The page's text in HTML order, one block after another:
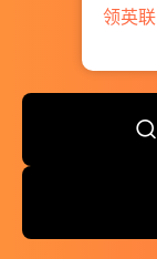
领英